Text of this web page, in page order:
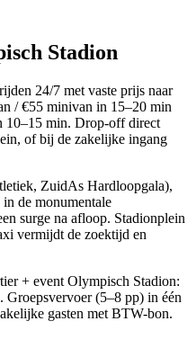
Stadion
24/7 met vaste prijs naar
/ €55 minivan in 15–20 min
10–15 min. Drop-off direct
of bij de zakelijke ingang
ZuidAs Hardloopgala),
de monumentale
surge na afloop. Stadionplein
vermijdt de zoektijd en
+ event Olympisch Stadion:
Groepsvervoer (5–8 pp) in één
gasten met BTW-bon.